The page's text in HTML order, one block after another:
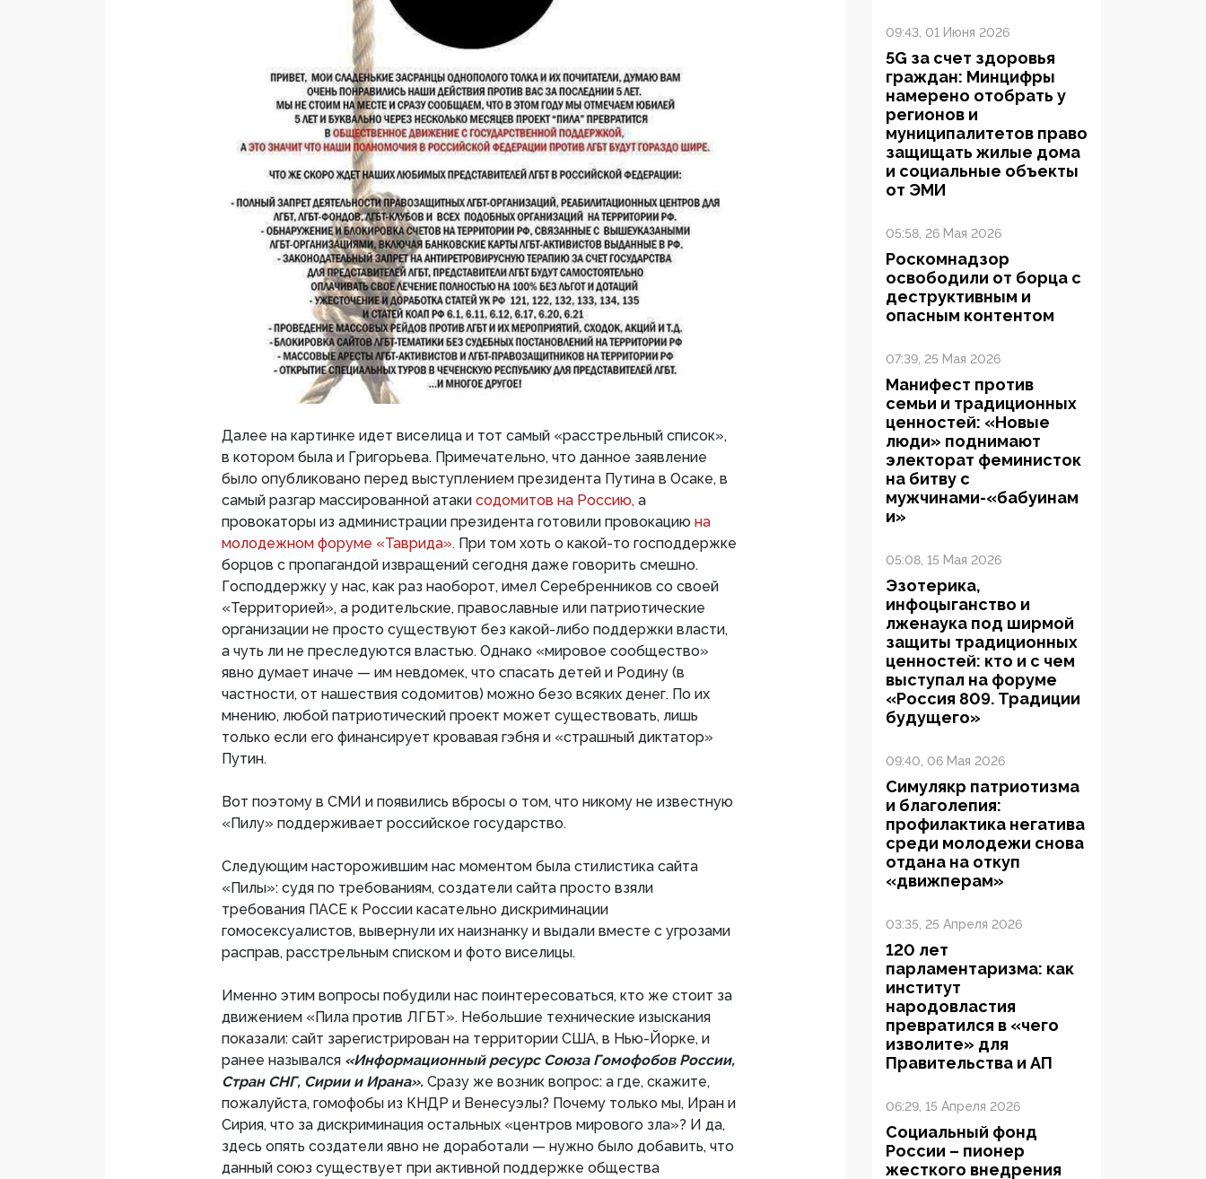
Далее на картинке идет виселица и тот самый «расстрельный список»,
в котором была и Григорьева. Примечательно, что данное заявление
было опубликовано перед выступлением президента Путина в Осаке, в
самый разгар массированной атаки содомитов на Россию, а
провокаторы из администрации президента готовили провокацию на
молодежном форуме «Таврида». При том хоть о какой-то господдержке
борцов с пропагандой извращений сегодня даже говорить смешно.
Господдержку у нас, как раз наоборот, имел Серебренников со своей
«Территорией», а родительские, православные или патриотические
организации не просто существуют без какой-либо поддержки власти,
а чуть ли не преследуются властью. Однако «мировое сообщество»
явно думает иначе — им невдомек, что спасать детей и Родину (в
частности, от нашествия содомитов) можно безо всяких денег. По их
мнению, любой патриотический проект может существовать, лишь
только если его финансирует кровавая гэбня и «страшный диктатор»
Путин.
Вот поэтому в СМИ и появились вбросы о том, что никому не известную
«Пилу» поддерживает российское государство.
Следующим насторожившим нас моментом была стилистика сайта
«Пилы»: судя по требованиям, создатели сайта просто взяли
требования ПАСЕ к России касательно дискриминации
гомосексуалистов, вывернули их наизнанку и выдали вместе с угрозами
расправ, расстрельным списком и фото виселицы.
Именно этим вопросы побудили нас поинтересоваться, кто же стоит за
движением «Пила против ЛГБТ». Небольшие технические изыскания
показали: сайт зарегистрирован на территории США, в Нью-Йорке, и
ранее назывался «Информационный ресурс Союза Гомофобов России,
Стран СНГ, Сирии и Ирана». Сразу же возник вопрос: а где, скажите,
пожалуйста, гомофобы из КНДР и Венесуэлы? Почему только мы, Иран и
Сирия, что за дискриминация остальных «центров мирового зла»? И да,
здесь опять создатели явно не доработали — нужно было добавить, что
данный союз существует при активной поддержке общества
09:43, 01 Июня 2026
5G за счет здоровья
граждан: Минцифры
намерено отобрать у
регионов и
муниципалитетов право
защищать жилые дома
и социальные объекты
от ЭМИ
05:58, 26 Мая 2026
Роскомнадзор
освободили от борца с
деструктивным и
опасным контентом
07:39, 25 Мая 2026
Манифест против
семьи и традиционных
ценностей: «Новые
люди» поднимают
электорат феминисток
на битву с
мужчинами-«бабуинам
и»
05:08, 15 Мая 2026
Эзотерика,
инфоцыганство и
лженаука под ширмой
защиты традиционных
ценностей: кто и с чем
выступал на форуме
«Россия 809. Традиции
будущего»
09:40, 06 Мая 2026
Симулякр патриотизма
и благолепия:
профилактика негатива
среди молодежи снова
отдана на откуп
«движперам»
03:35, 25 Апреля 2026
120 лет
парламентаризма: как
институт
народовластия
превратился в «чего
изволите» для
Правительства и АП
06:29, 15 Апреля 2026
Социальный фонд
России – пионер
жесткого внедрения